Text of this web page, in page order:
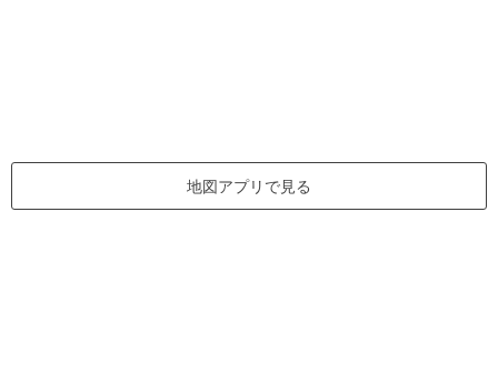
地図アプリで見る